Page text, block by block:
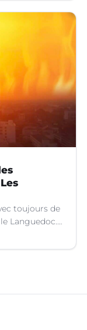
toujours de
Languedoc.